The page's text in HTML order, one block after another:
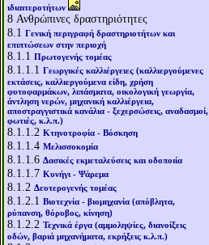
ιδιαιτεροτήτων
8 Ανθρώπινες δραστηριότητες
8.1 Γενική περιγραφή δραστηριοτήτων και
επιπτώσεων στην περιοχή
8.1.1 Πρωτογενής τομέας
8.1.1.1 Γεωργικές καλλιέργειες (καλλιεργούμενες
εκτάσεις, καλλιεργούμενα είδη, χρήση
φυτοφαρμάκων, λιπάσματα, οικολογική γεωργία,
άντληση νερών, μηχανική καλλιέργεια,
αποστραγγιστικά κανάλια - ξεχερσώσεις, αναδασμοί,
φωτιές, κ.λ.π.)
8.1.1.2 Κτηνοτροφία - Βόσκηση
8.1.1.4 Μελισσοκομία
8.1.1.6 Δασικές εκμεταλεύσεις και οδοποιία
8.1.1.7 Κυνήγι - Ψάρεμα
8.1.2 Δευτερογενής τομέας
8.1.2.1 Βιοτεχνία - βιομηχανία (απόβλητα,
ρύπανση, θόρυβος, κίνηση)
8.1.2.2 Τεχνικά έργα (αμμοληψίες, διανοίξεις
οδών, βαριά μηχανήματα, εκρήξεις κ.λ.π.)